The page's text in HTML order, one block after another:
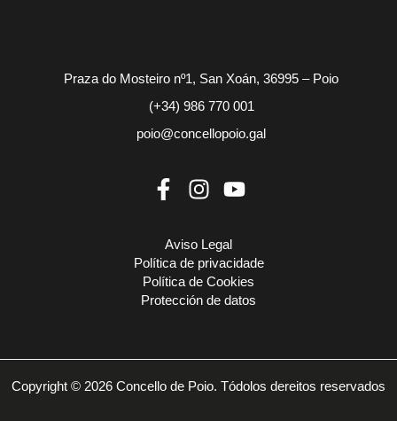
Praza do Mosteiro nº1, San Xoán, 36995 – Poio
(+34) 986 770 001
poio@concellopoio.gal
Aviso Legal
Política de privacidade
Política de Cookies
Protección de datos
Copyright © 2026 Concello de Poio. Tódolos dereitos reservados